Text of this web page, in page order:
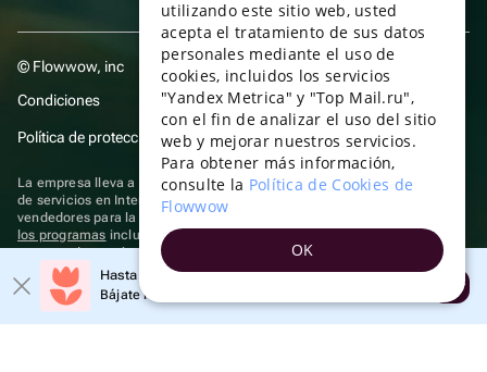
© Flowwow, inc
Condiciones
Política de protección y privacidad de datos
La empresa lleva a cabo su actividad en el ámbito de las TI: prestación
de servicios en Internet para la publicación de ofertas (anuncios) de
vendedores para la venta de artículos. Acceder a la
los programas incluidos en el registro de programas rusos para
computadoras y bases de datos.
Se aplican
tecnologías de recomendación
Hasta un 10% de descuento en el primer pedido
Bájate la aplicación y obtén tu código
Abrir
UKRAINIAN
PORTUGUESE
SPANISH
HUNGARIAN
ITALIAN
POLISH
utilizando este sitio web, usted
acepta el tratamiento de sus datos
personales mediante el uso de
cookies, incluidos los servicios
"Yandex Metrica" y "Top Mail.ru",
con el fin de analizar el uso del sitio
web y mejorar nuestros servicios.
Para obtener más información,
consulte la Política de Cookies de
Flowwow
OK